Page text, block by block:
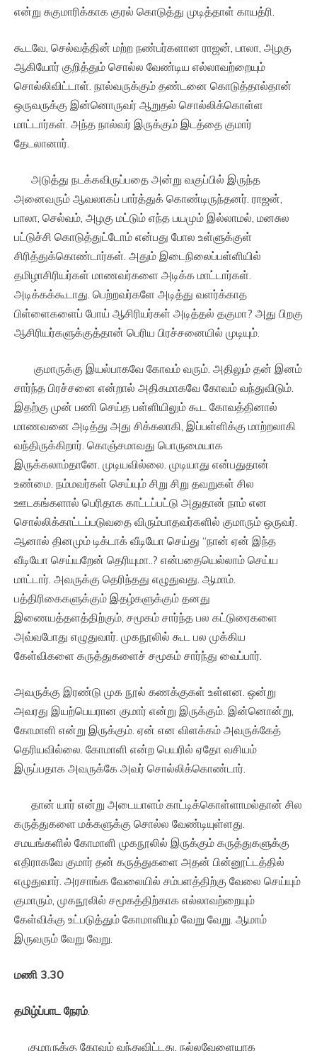
என்று சுகுமாரிக்காக குரல் கொடுத்து முடித்தாள் காயத்ரி.
கூடவே, செல்வத்தின் மற்ற நண்பர்களான ராஜன், பாலா, அழகு
ஆகியோர் குறித்தும் சொல்ல வேண்டிய எல்லாவற்றையும்
சொல்லிவிட்டாள். நால்வருக்கும் தண்டனை கொடுத்தால்தான்
ஒருவருக்கு இன்னொருவர் ஆறுதல் சொல்லிக்கொள்ள
மாட்டார்கள். அந்த நால்வர் இருக்கும் இடத்தை குமார்
தேடலானார்.
அடுத்து நடக்கவிருப்பதை அன்று வகுப்பில் இருந்த
அனைவரும் ஆவலாகப் பார்த்துக் கொண்டிருந்தனர். ராஜன்,
பாலா, செல்வம், அழகு மட்டும் எந்த பயமும் இல்லாமல், மனசுல
பட்டுச்சி கொடுத்துட்டோம் என்பது போல உள்ளுக்குள்
சிரித்துக்கொண்டார்கள். அதும் இடைநிலைப்பள்ளியில்
தமிழாசிரியர்கள் மாணவர்களை அடிக்க மாட்டார்கள்.
அடிக்கக்கூடாது. பெற்றவர்களே அடித்து வளர்க்காத
பிள்ளைகளைப் போய் ஆசிரியர்கள் அடித்தல் தகுமா? அது பிறகு
ஆசிரியர்களுக்குத்தான் பெரிய பிரச்சனையில் முடியும்.
குமாருக்கு இயல்பாகவே கோவம் வரும். அதிலும் தன் இனம்
சார்ந்த பிரச்சனை என்றால் அதிகமாகவே கோவம் வந்துவிடும்.
இதற்கு முன் பணி செய்த பள்ளியிலும் கூட கோவத்தினால்
மாணவனை அடித்து அது சிக்கலாகி, இப்பள்ளிக்கு மாற்றலாகி
வந்திருக்கிறார். கொஞ்சமாவது பொருமையாக
இருக்கலாம்தானே. முடியவில்லை. முடியாது என்பதுதான்
உண்மை. நம்மவர்கள் செய்யும் சிறு சிறு தவறுகள் சில
ஊடகங்களால் பெரிதாக காட்டப்பட்டு அதுதான் நாம் என
சொல்லிக்காட்டப்படுவதை விரும்பாதவர்களில் குமாரும் ஒருவர்.
ஆனால் தினமும் டிக்டாக் வீடியோ செய்து “நான் ஏன் இந்த
வீடியோ செய்யறேன் தெரியுமா..? என்பதையெல்லாம் செய்ய
மாட்டார். அவருக்கு தெரிந்தது எழுதுவது. ஆமாம்.
பத்திரிகைகளுக்கும் இதழ்களுக்கும் தனது
இணையத்தளத்திற்கும், சமூகம் சார்ந்த பல கட்டுரைகளை
அவ்வபோது எழுதுவார். முகநூலில் கூட பல முக்கிய
கேள்விகளை கருத்துகளைச் சமூகம் சார்ந்து வைப்பார்.
அவருக்கு இரண்டு முக நூல் கணக்குகள் உள்ளன. ஒன்று
அவரது இயற்பெயரான குமார் என்று இருக்கும். இன்னொன்று,
கோமாளி என்று இருக்கும். ஏன் என விளக்கம் அவருக்கேத்
தெரியவில்லை. கோமாளி என்ற பெயரில் ஏதோ வசியம்
இருப்பதாக அவருக்கே அவர் சொல்லிக்கொண்டார்.
தான் யார் என்று அடையாளம் காட்டிக்கொள்ளாமல்தான் சில
கருத்துகளை மக்களுக்கு சொல்ல வேண்டியுள்ளது.
சமயங்களில் கோமாளி முகநூலில் இருக்கும் கருத்துகளுக்கு
எதிராகவே குமார் தன் கருத்துகளை அதன் பின்னூட்டத்தில்
எழுதுவார். அரசாங்க வேலையில் சம்பளத்திற்கு வேலை செய்யும்
குமாரும், முகநூலில் சமூகத்திற்காக எல்லாவற்றையும்
கேள்விக்கு உட்படுத்தும் கோமாளியும் வேறு வேறு. ஆமாம்
இருவரும் வேறு வேறு.
மணி 3.30
தமிழ்ப்பாட நேரம்.
குமாருக்கு கோவம் வந்துவிட்டது. நல்லவேளையாக